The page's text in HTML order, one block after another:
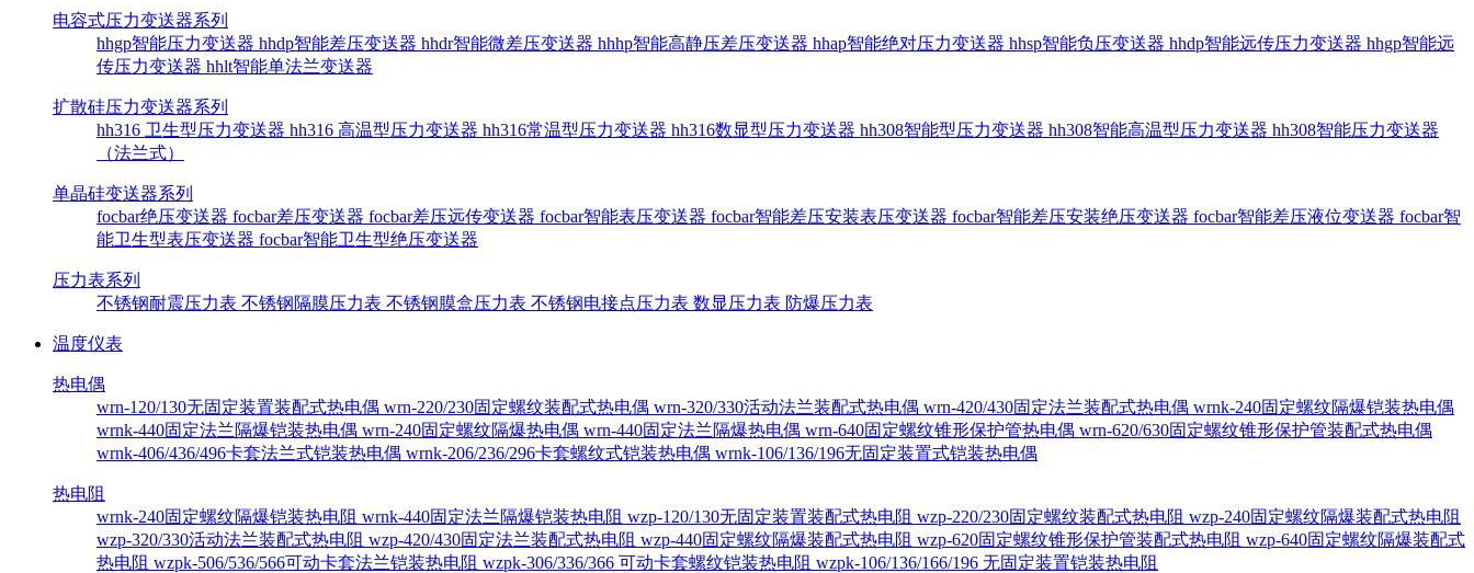
电容式压力变送器系列
hhgp智能压力变送器 hhdp智能差压变送器 hhdr智能微差压变送器 hhhp智能高静压差压变送器 hhap智能绝对压力变送器 hhsp智能负压变送器 hhdp智能远传压力变送器 hhgp智能远
传压力变送器 hhlt智能单法兰变送器
扩散硅压力变送器系列
hh316 卫生型压力变送器 hh316 高温型压力变送器 hh316常温型压力变送器 hh316数显型压力变送器 hh308智能型压力变送器 hh308智能高温型压力变送器 hh308智能压力变送器
（法兰式）
单晶硅变送器系列
focbar绝压变送器 focbar差压变送器 focbar差压远传变送器 focbar智能表压变送器 focbar智能差压安装表压变送器 focbar智能差压安装绝压变送器 focbar智能差压液位变送器 focbar智
能卫生型表压变送器 focbar智能卫生型绝压变送器
压力表系列
不锈钢耐震压力表 不锈钢隔膜压力表 不锈钢膜盒压力表 不锈钢电接点压力表 数显压力表 防爆压力表
温度仪表
热电偶
wrn-120/130无固定装置装配式热电偶 wrn-220/230固定螺纹装配式热电偶 wrn-320/330活动法兰装配式热电偶 wrn-420/430固定法兰装配式热电偶 wrnk-240固定螺纹隔爆铠装热电偶
wrnk-440固定法兰隔爆铠装热电偶 wrn-240固定螺纹隔爆热电偶 wrn-440固定法兰隔爆热电偶 wrn-640固定螺纹锥形保护管热电偶 wrn-620/630固定螺纹锥形保护管装配式热电偶
wrnk-406/436/496卡套法兰式铠装热电偶 wrnk-206/236/296卡套螺纹式铠装热电偶 wrnk-106/136/196无固定装置式铠装热电偶
热电阻
wrnk-240固定螺纹隔爆铠装热电阻 wrnk-440固定法兰隔爆铠装热电阻 wzp-120/130无固定装置装配式热电阻 wzp-220/230固定螺纹装配式热电阻 wzp-240固定螺纹隔爆装配式热电阻
wzp-320/330活动法兰装配式热电阻 wzp-420/430固定法兰装配式热电阻 wzp-440固定螺纹隔爆装配式热电阻 wzp-620固定螺纹锥形保护管装配式热电阻 wzp-640固定螺纹隔爆装配式
热电阻 wzpk-506/536/566可动卡套法兰铠装热电阻 wzpk-306/336/366 可动卡套螺纹铠装热电阻 wzpk-106/136/166/196 无固定装置铠装热电阻